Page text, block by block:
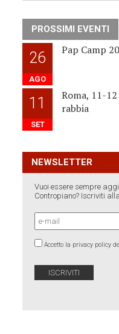
PROSSIMI EVENTI
26
AGO
Pap Camp
11
SET
Roma, 11-
rabbia
NEWSLETTER
Vuoi essere sempre
Contropiano? Iscriviti
Accetto la privacy policy